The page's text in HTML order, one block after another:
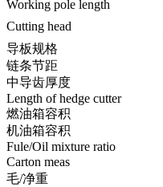
Working pole length
Cutting head
导板规格
链条节距
中导齿厚度
Length of hedge cutter
燃油箱容积
机油箱容积
Fule/Oil mixture ratio
Carton meas
毛/净重